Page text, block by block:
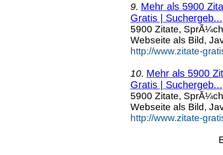
9. Mehr als 5900
Gratis | Suchergeb...
5900 Zitate,
Webseite als Bild,
http://www.zitate-
10. Mehr als 5900
Gratis | Suchergeb...
5900 Zitate,
Webseite als Bild,
http://www.zitate-